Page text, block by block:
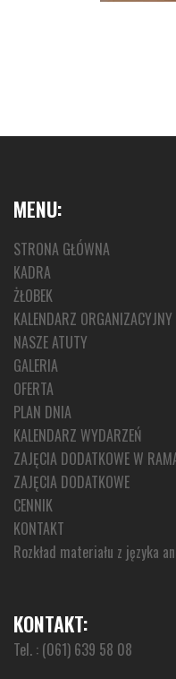
MENU:
STRONA GŁÓWNA
KADRA
ŻŁOBEK
KALENDARZ
NASZE ATUTY
GALERIA
OFERTA
PLAN DNIA
KALENDARZ WYDARZEŃ
ZAJĘCIA DODATKOWE W
ZAJĘCIA DODATKOWE
CENNIK
KONTAKT
Rozkład materiału z języka
KONTAKT:
Tel. : (061) 639 58 08